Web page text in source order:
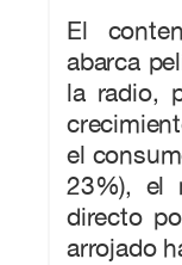
El
abarca
la radio,
el
23%), el
directo
arrojado